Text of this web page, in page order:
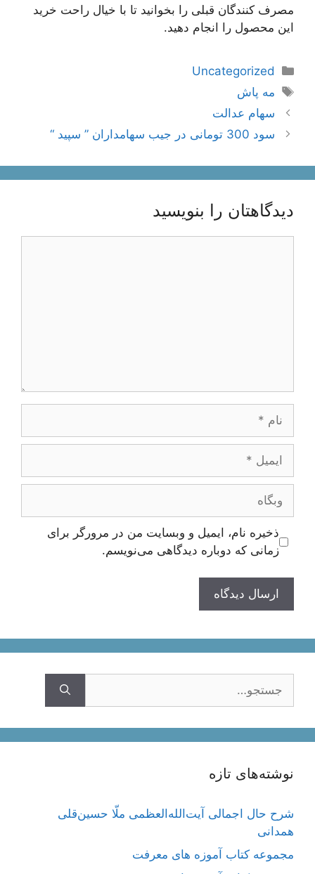
مصرف کنندگان قبلی را بخوانید تا با خیال راحت خرید
این محصول را انجام دهید.
دسته‌ها
Uncategorized
برچسب‌ها
مه پاش
ناوبری
نوشته‌ها
سهام عدالت
سود 300 تومانی در جیب سهامداران ” سپید “
دیدگاهتان را بنویسید
ایمیل
وبگاه
ذخیره نام، ایمیل و وبسایت من در مرورگر برای
زمانی که دوباره دیدگاهی می‌نویسم.
نوشته‌های تازه
شرح حال اجمالی آیت‌الله‌العظمی ملّا حسین‌قلی
همدانی
مجموعه کتاب آموزه های معرفت